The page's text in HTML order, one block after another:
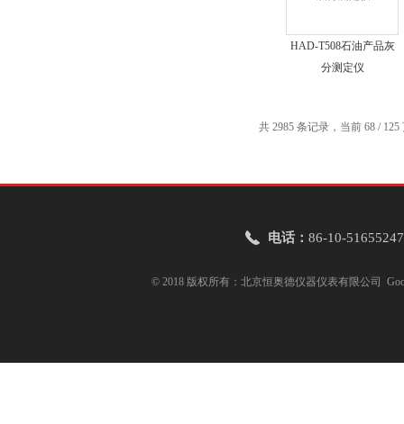
HAD-T508石油产品灰
分测定仪
共 2985 条记录，当前 68 /
电话： 86-10-51655247
© 2018 版权所有：北京恒奥德仪器仪表有限公司